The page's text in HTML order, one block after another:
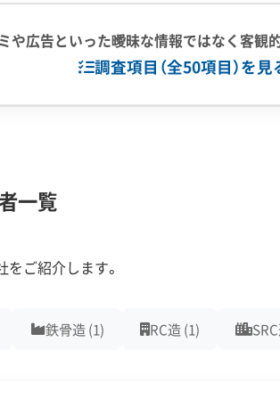
建造物群保存地区（城下町エリア）」と
地区内では、たとえご自身の所有する建物
塗装や塀の撤去、庭木の伐採に至るまで
い支援制度とセットになっています。解
際は「まず解体」ではなく、補助金を活
や広告といった曖昧な情報ではなく客観
調査項目（全50項目）を見
石綿作業主任者
建築物石綿含有建材
一覧
ご紹介します。
鉄骨造 (1) RC造 (1)